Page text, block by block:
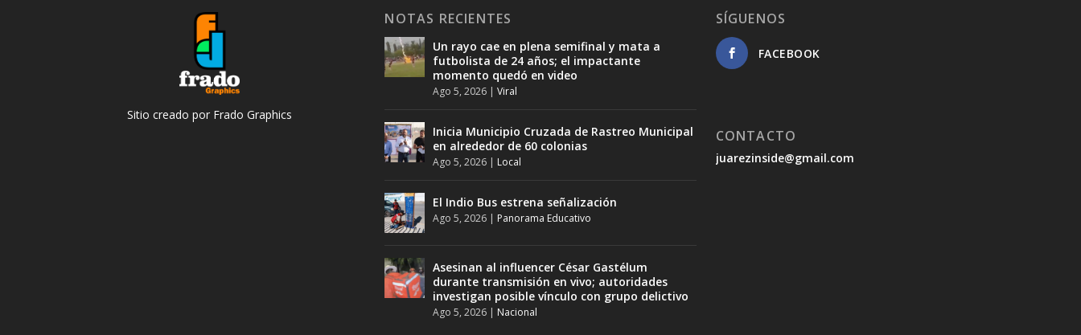
Sitio creado por Frado Graphics
NOTAS RECIENTES
Un rayo cae en plena semifinal y mata a
futbolista de 24 años; el impactante
momento quedó en video
Ago 5, 2026 |Viral
Inicia Municipio Cruzada de Rastreo Municipal
en alrededor de 60 colonias
Ago 5, 2026 | Local
El Indio Bus estrena señalización
Ago 5, 2026 | Panorama Educativo
Asesinan al influencer César Gastélum
durante transmisión en vivo; autoridades
investigan posible vínculo con grupo delictivo
Ago 5, 2026 | Nacional
SÍGUENOS
FACEBOOK
CONTACTO
juarezinside@gmail.com